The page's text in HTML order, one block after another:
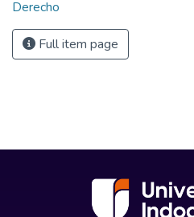
Derecho
Full item page